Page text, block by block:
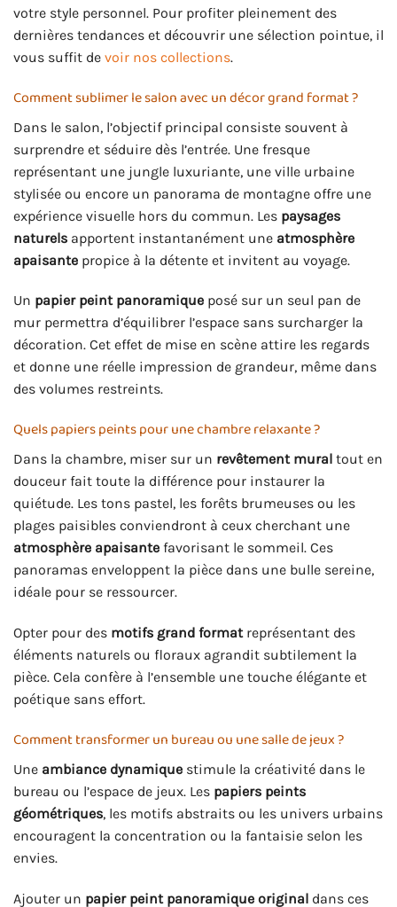
votre style personnel. Pour profiter pleinement des
dernières tendances et découvrir une sélection pointue, il
vous suffit de voir nos collections.
Comment sublimer le salon avec un décor grand format ?
Dans le salon, l’objectif principal consiste souvent à
surprendre et séduire dès l’entrée. Une fresque
représentant une jungle luxuriante, une ville urbaine
stylisée ou encore un panorama de montagne offre une
expérience visuelle hors du commun. Les paysages
naturels apportent instantanément une atmosphère
apaisante propice à la détente et invitent au voyage.
Un papier peint panoramique posé sur un seul pan de
mur permettra d’équilibrer l’espace sans surcharger la
décoration. Cet effet de mise en scène attire les regards
et donne une réelle impression de grandeur, même dans
des volumes restreints.
Quels papiers peints pour une chambre relaxante ?
Dans la chambre, miser sur un revêtement mural tout en
douceur fait toute la différence pour instaurer la
quiétude. Les tons pastel, les forêts brumeuses ou les
plages paisibles conviendront à ceux cherchant une
atmosphère apaisante favorisant le sommeil. Ces
panoramas enveloppent la pièce dans une bulle sereine,
idéale pour se ressourcer.
Opter pour des motifs grand formatreprésentant des
éléments naturels ou floraux agrandit subtilement la
pièce. Cela confère à l’ensemble une touche élégante et
poétique sans effort.
Comment transformer un bureau ou une salle de jeux ?
Une ambiance dynamique stimule la créativité dans le
bureau ou l’espace de jeux. Les papiers peints
géométriques, les motifs abstraits ou les univers urbains
encouragent la concentration ou la fantaisie selon les
envies.
Ajouter un papier peint panoramique original dans ces